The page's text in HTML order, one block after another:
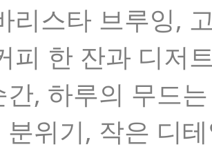
리스타 브루잉,
피 한 잔과 디저
간, 하루의 무드
분위기, 작은 디